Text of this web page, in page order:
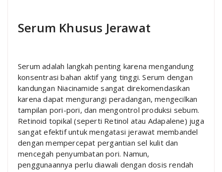
Serum Khusus Jerawat
Serum adalah langkah penting karena mengandung
konsentrasi bahan aktif yang tinggi. Serum dengan
kandungan Niacinamide sangat direkomendasikan
karena dapat mengurangi peradangan, mengecilkan
tampilan pori-pori, dan mengontrol produksi sebum.
Retinoid topikal (seperti Retinol atau Adapalene) juga
sangat efektif untuk mengatasi jerawat membandel
dengan mempercepat pergantian sel kulit dan
mencegah penyumbatan pori. Namun,
penggunaannya perlu diawali dengan dosis rendah